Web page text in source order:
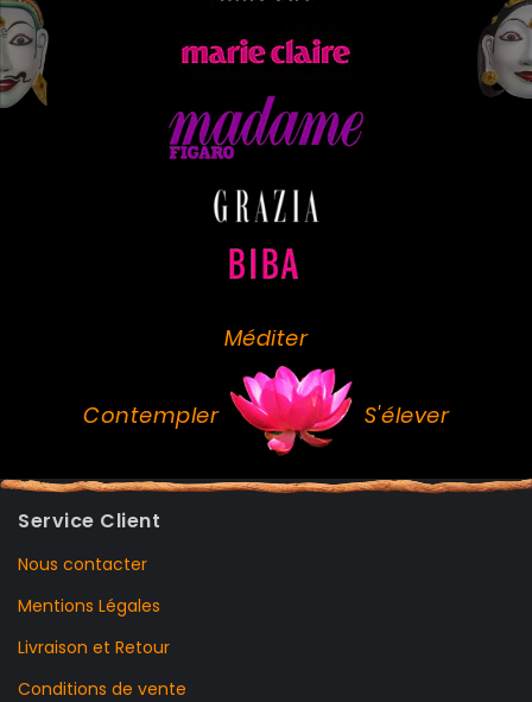
Méditer
Contempler S'élever
Service Client
Nous contacter
Mentions Légales
Livraison et Retour
Conditions de vente